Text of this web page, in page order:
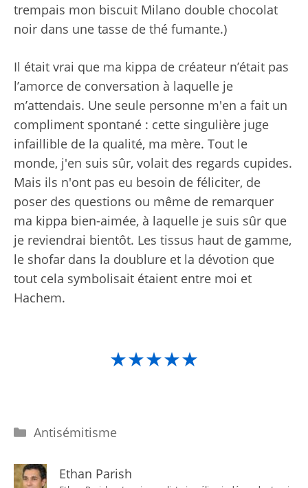
trempais mon biscuit Milano double chocolat
noir dans une tasse de thé fumante.)
Il était vrai que ma kippa de créateur n’était pas
l’amorce de conversation à laquelle je
m’attendais. Une seule personne m'en a fait un
compliment spontané : cette singulière juge
infaillible de la qualité, ma mère. Tout le
monde, j'en suis sûr, volait des regards cupides.
Mais ils n'ont pas eu besoin de féliciter, de
poser des questions ou même de remarquer
ma kippa bien-aimée, à laquelle je suis sûr que
je reviendrai bientôt. Les tissus haut de gamme,
le shofar dans la doublure et la dévotion que
tout cela symbolisait étaient entre moi et
Hachem.
★★★★★
Catégories
Antisémitisme
Ethan Parish